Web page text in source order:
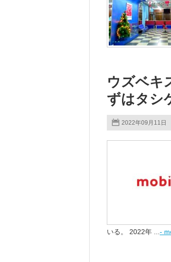
ウズベキ
ずはタシ
2022年09月11日
いる。 2022年 ... -